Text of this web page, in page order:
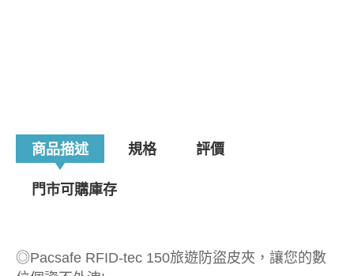
商品描述 規格 評價
門市可購庫存
◎Pacsafe RFID-tec 150旅遊防盜皮夾，讓您的數